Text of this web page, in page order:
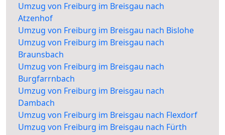
Umzug von Freiburg im Breisgau nach
Atzenhof
Umzug von Freiburg im Breisgau nach Bislohe
Umzug von Freiburg im Breisgau nach
Braunsbach
Umzug von Freiburg im Breisgau nach
Burgfarrnbach
Umzug von Freiburg im Breisgau nach
Dambach
Umzug von Freiburg im Breisgau nach Flexdorf
Umzug von Freiburg im Breisgau nach Fürth